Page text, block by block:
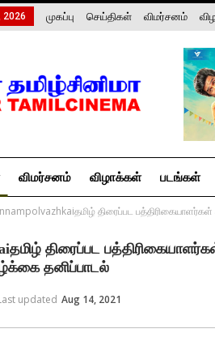
2026 முகப்பு செய்திகள் விமர்சனம்
விமர்சனம் விழாக்கள் படங்கள்
திரைப்பட
திரைப்பட
தனிப்பாடல்
updated Aug 14, 2021